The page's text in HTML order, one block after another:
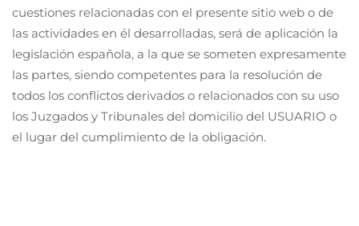
cuestiones relacionadas con el presente sitio web o de
las actividades en él desarrolladas, será de aplicación la
legislación española, a la que se someten expresamente
las partes, siendo competentes para la resolución de
todos los conflictos derivados o relacionados con su uso
los Juzgados y Tribunales del domicilio del USUARIO o
el lugar del cumplimiento de la obligación.